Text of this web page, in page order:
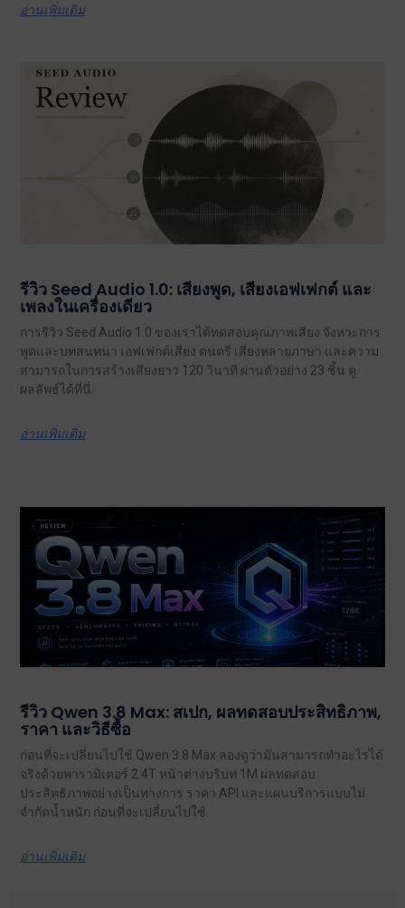
อ่านเพิ่มเติม
รีวิว Seed Audio 1.0: เสียงพูด, เสียงเอฟเฟกต์ และ
เพลงในเครื่องเดียว
การรีวิว Seed Audio 1.0 ของเราได้ทดสอบคุณภาพเสียง จังหวะการ
พูดและบทสนทนา เอฟเฟกต์เสียง ดนตรี เสียงหลายภาษา และความ
สามารถในการสร้างเสียงยาว 120 วินาที ผ่านตัวอย่าง 23 ชิ้น ดู
ผลลัพธ์ได้ที่นี่.
อ่านเพิ่มเติม
รีวิว Qwen 3.8 Max: สเปก, ผลทดสอบประสิทธิภาพ,
ราคา และวิธีซื้อ
ก่อนที่จะเปลี่ยนไปใช้ Qwen 3.8 Max ลองดูว่ามันสามารถทำอะไรได้
จริงด้วยพารามิเตอร์ 2.4T หน้าต่างบริบท 1M ผลทดสอบ
ประสิทธิภาพอย่างเป็นทางการ ราคา API และแผนบริการแบบไม่
จำกัดน้ำหนัก ก่อนที่จะเปลี่ยนไปใช้.
อ่านเพิ่มเติม